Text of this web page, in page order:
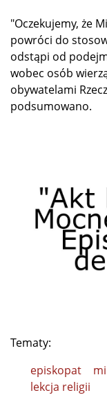
"Oczekujemy, że
powróci do
odstąpi od
wobec osób
obywatelami
podsumowano.
Tematy:
episkopat
lekcja religii